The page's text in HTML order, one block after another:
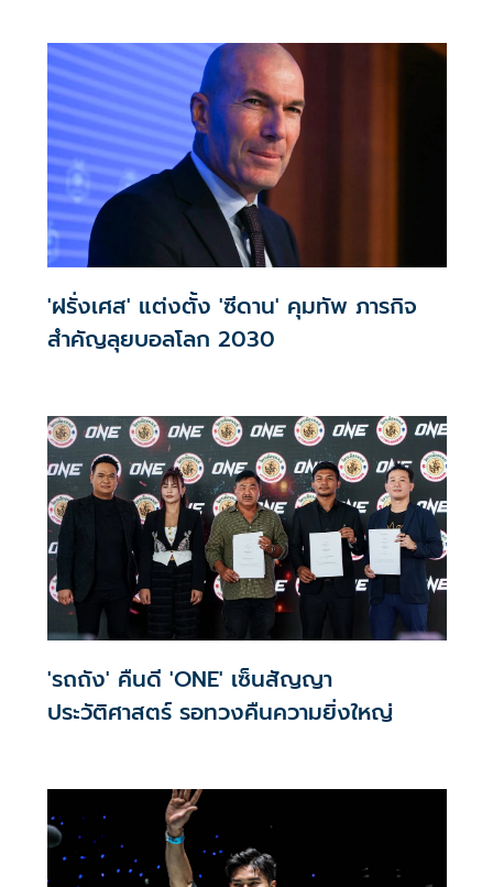
'ฝรั่งเศส' แต่งตั้ง 'ซีดาน' คุมทัพ ภารกิจ
สำคัญลุยบอลโลก 2030
'รถถัง' คืนดี 'ONE' เซ็นสัญญา
ประวัติศาสตร์ รอทวงคืนความยิ่งใหญ่